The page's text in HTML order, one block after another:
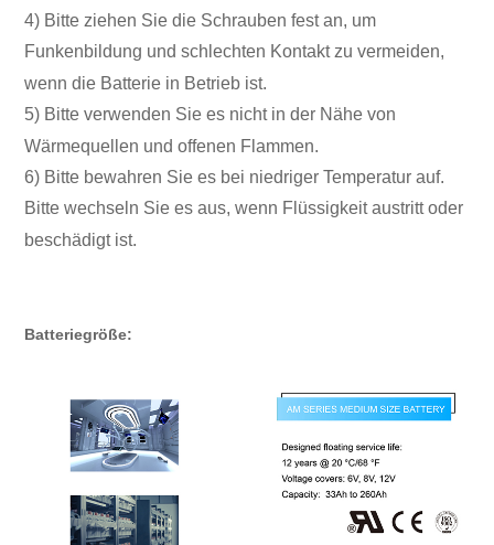
4) Bitte ziehen Sie die Schrauben fest an, um
Funkenbildung und schlechten Kontakt zu vermeiden,
wenn die Batterie in Betrieb ist.
5) Bitte verwenden Sie es nicht in der Nähe von
Wärmequellen und offenen Flammen.
6) Bitte bewahren Sie es bei niedriger Temperatur auf.
Bitte wechseln Sie es aus, wenn Flüssigkeit austritt oder
beschädigt ist.
Batteriegröße: